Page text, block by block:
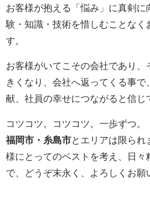
お客様が抱える「悩み」に真剣に
験・知識・技術を惜しむことなく
す。
お客様がいてこその会社であり、
きくなり、会社へ返ってくる事
献、社員の幸せにつながると信じ
コツコツ。コツコツ。一歩ずつ。
福岡市・糸島市とエリアは限られ
様にとってのベストを考え、日々
で、どうぞ末永く、よろしくお願